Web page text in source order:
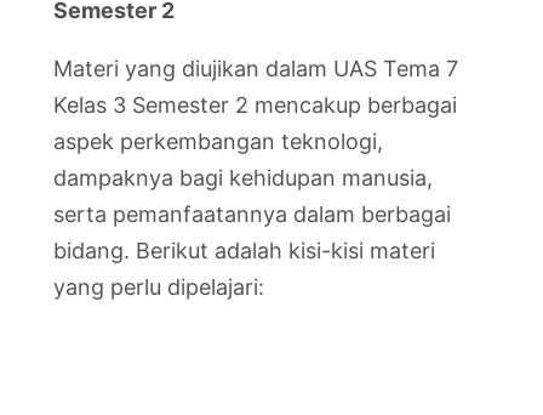
Semester 2
Materi yang diujikan dalam UAS Tema 7
Kelas 3 Semester 2 mencakup berbagai
aspek perkembangan teknologi,
dampaknya bagi kehidupan manusia,
serta pemanfaatannya dalam berbagai
bidang. Berikut adalah kisi-kisi materi
yang perlu dipelajari: